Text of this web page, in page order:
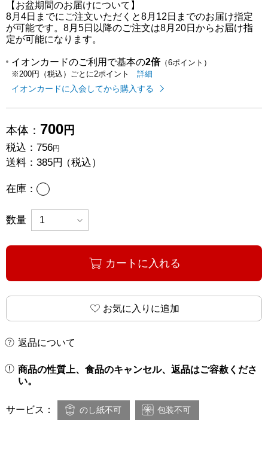
【お盆期間のお届けについて】
8月4日までにご注文いただくと8月12日までのお届け指定
が可能です。8月5日以降のご注文は8月20日からお届け指
定が可能になります。
イオンカードのご利用で基本の2倍（6ポイント）
※200円（税込）ごとに2ポイント
イオンカードのご利用でたまるポイ
詳細
イオンカードに入会してから購入する
本体： 700円
税込： 756円
送料： 385円（税込）
在庫： あり
数量
カートに入れる
お気に入りに追加
返品について
商品の性質上、食品のキャンセル、返品はご容赦くださ
い。
サービス： のし紙不可 包装不可